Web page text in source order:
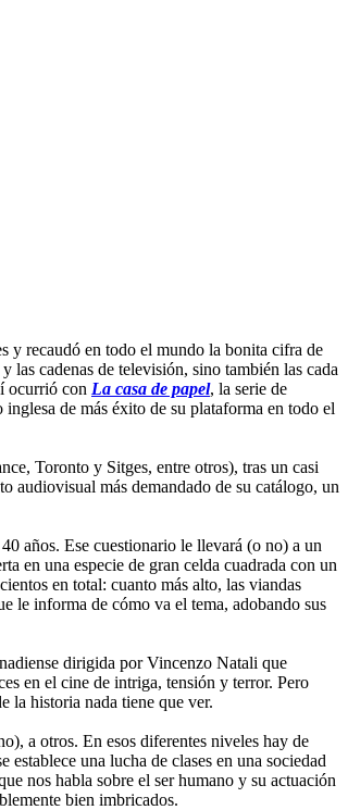
y recaudó en todo el mundo la bonita cifra de
las cadenas de televisión, sino también las cada
ocurrió con La casa de papel, la serie de
de más éxito de su plataforma en todo el
Toronto y Sitges, entre otros), tras un casi
audiovisual más demandado de su catálogo, un
años. Ese cuestionario le llevará (o no) a un
en una especie de gran celda cuadrada con un
en total: cuanto más alto, las viandas
le informa de cómo va el tema, adobando sus
dirigida por Vincenzo Natali que
en el cine de intriga, tensión y terror. Pero
la historia nada tiene que ver.
a otros. En esos diferentes niveles hay de
una lucha de clases en una sociedad
nos habla sobre el ser humano y su actuación
bien imbricados.